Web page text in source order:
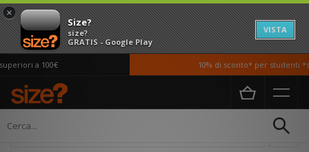
×
Size?
size?
GRATIS - Google Play
VISTA
a 100€ 10% di sconto* per studenti *si
Home Sconti | Clarks Originals